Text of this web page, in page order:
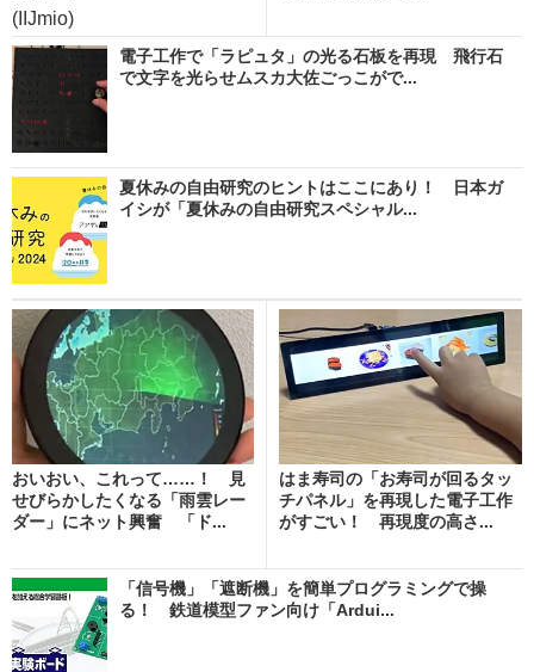
(IIJmio)
電子工作で「ラピュタ」の光る石板を再現 飛行石
で文字を光らせムスカ大佐ごっこがで...
夏休みの自由研究のヒントはここにあり！ 日本ガ
イシが「夏休みの自由研究スペシャル...
おいおい、これって……！ 見
せびらかしたくなる「雨雲レー
ダー」にネット興奮 「ド...
はま寿司の「お寿司が回るタッ
チパネル」を再現した電子工作
がすごい！ 再現度の高さ...
「信号機」「遮断機」を簡単プログラミングで操
る！ 鉄道模型ファン向け「Ardui...